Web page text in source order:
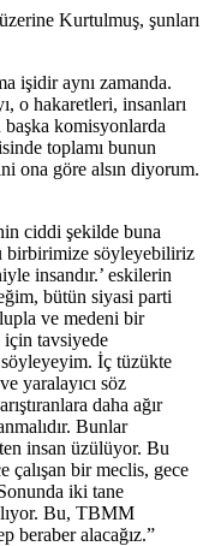
Kurtulmuş, şunları
işidir aynı zamanda.
o hakaretleri, insanları
başka komisyonlarda
toplamı bunun
ona göre alsın diyorum.
ciddi şekilde buna
birbirimize söyleyebiliriz
insandır.’ eskilerin
bütün siyasi parti
ve medeni bir
tavsiyede
İç tüzükte
yaralayıcı söz
daha ağır
Bunlar
insan üzülüyor. Bu
çalışan bir meclis, gece
iki tane
Bu, TBMM
beraber alacağız.”